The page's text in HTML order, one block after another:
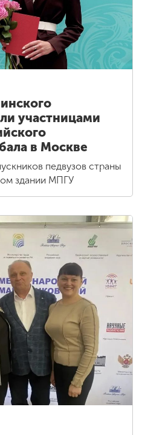
участницами
в Москве
педвузов страны
здании МПГУ